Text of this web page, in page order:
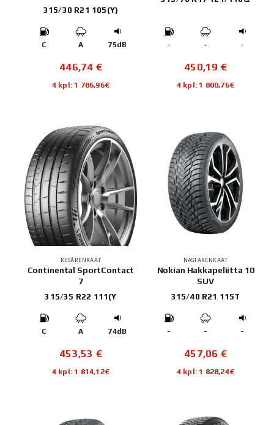
315/30 R21 105(Y)
C A 75dB
446,74 €
4 kpl: 1 786,96€
- - -
450,19 €
4 kpl: 1 800,76€
KESÄRENKAAT
Continental SportContact
7
315/35 R22 111(Y
C A 74dB
453,53 €
4 kpl: 1 814,12€
NASTARENKAAT
Nokian Hakkapeliitta 10
SUV
315/40 R21 115T
- - -
457,06 €
4 kpl: 1 828,24€